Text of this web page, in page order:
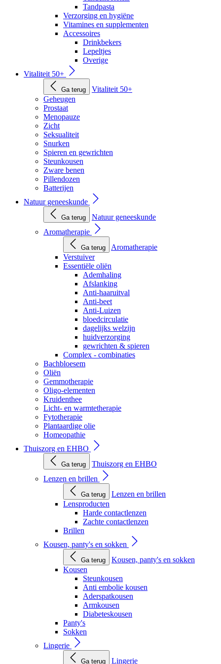
Tandpasta
Verzorging en hygiëne
Vitamines en supplementen
Accessoires
Drinkbekers
Lepeltjes
Overige
Vitaliteit 50+
Ga terug
Vitaliteit 50+
Geheugen
Prostaat
Menopauze
Zicht
Seksualiteit
Snurken
Spieren en gewrichten
Steunkousen
Zware benen
Pillendozen
Batterijen
Natuur geneeskunde
Ga terug
Natuur geneeskunde
Aromatherapie
Ga terug
Aromatherapie
Verstuiver
Essentiële oliën
Ademhaling
Afslanking
Anti-haaruitval
Anti-beet
Anti-Luizen
bloedcirculatie
dagelijks welzijn
huidverzorging
gewrichten & spieren
Complex - combinaties
Bachbloesem
Oliën
Gemmotherapie
Oligo-elementen
Kruidenthee
Licht- en warmtetherapie
Fytotherapie
Plantaardige olie
Homeopathie
Thuiszorg en EHBO
Ga terug
Thuiszorg en EHBO
Lenzen en brillen
Ga terug
Lenzen en brillen
Lensproducten
Harde contactlenzen
Zachte contactlenzen
Brillen
Kousen, panty's en sokken
Ga terug
Kousen, panty's en sokken
Kousen
Steunkousen
Anti embolie kousen
Aderspatkousen
Armkousen
Diabeteskousen
Panty's
Sokken
Lingerie
Ga terug
Lingerie